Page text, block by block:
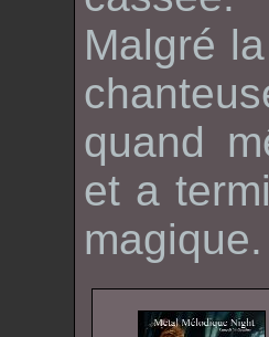
Malgré
quand
et a
magique.